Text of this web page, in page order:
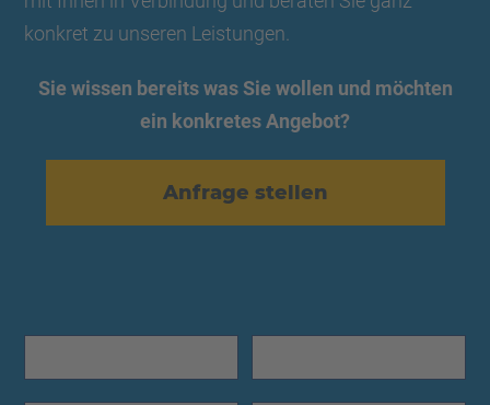
konkret zu unseren Leistungen.
Sie wissen bereits was Sie wollen und möchten
ein konkretes Angebot?
Anfrage stellen